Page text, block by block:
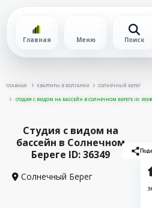
Главная Меню Поиск
ГЛАВНАЯ КВАРТИРЫ В БОЛГАРИИ СОЛНЕЧНЫЙ БЕРЕГ
СТУДИЯ С ВИДОМ НА БАССЕЙН В СОЛНЕЧНОМ БЕРЕГЕ ID:
Студия с видом на
бассейн в Солнечном
Береге ID: 36349
Солнечный Берег